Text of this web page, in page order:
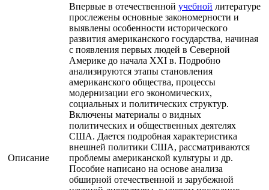
Описание
Впервые в отечественной учебной литературе
прослежены основные закономерности и
выявлены особенности исторического
развития американского государства, начиная
с появления первых людей в Северной
Америке до начала XXI в. Подробно
анализируются этапы становления
американского общества, процессы
модернизации его экономических,
социальных и политических структур.
Включены материалы о видных
политических и общественных деятелях
США. Дается подробная характеристика
внешней политики США, рассматриваются
проблемы американской культуры и др.
Пособие написано на основе анализа
обширной отечественной и зарубежной